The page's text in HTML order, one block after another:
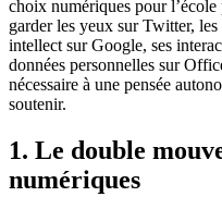
choix numériques pour
garder les yeux sur Twitter,
intellect sur Google, ses
données personnelles sur
nécessaire à une pensée
soutenir.
1. Le double
numériques